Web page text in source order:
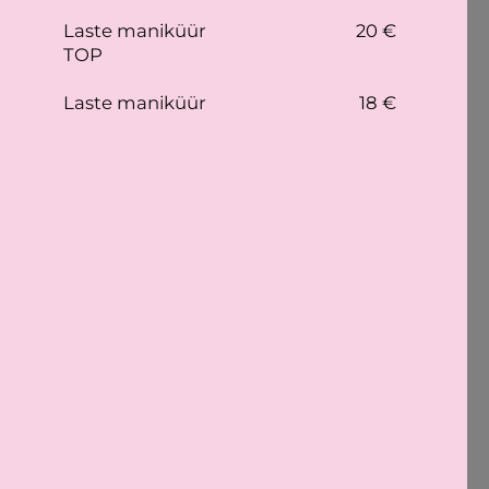
Laste maniküür
TOP
20 €
Laste maniküür 18 €